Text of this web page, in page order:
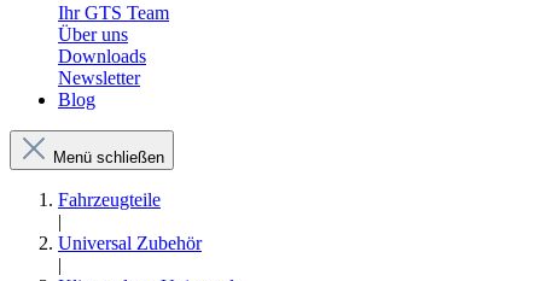
Ihr GTS Team
Über uns
Downloads
Newsletter
Blog
Menü schließen
Fahrzeugteile
|
Universal Zubehör
|